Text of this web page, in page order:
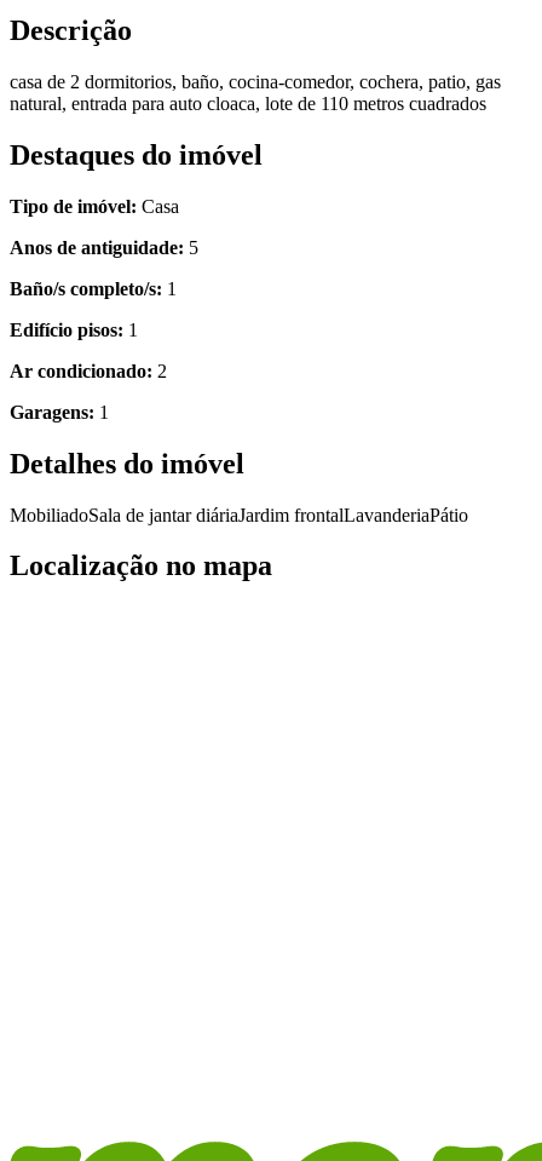
Descrição
casa de 2 dormitorios, baño, cocina-comedor, cochera, patio, gas
natural, entrada para auto cloaca, lote de 110 metros cuadrados
Destaques do imóvel
Tipo de imóvel: Casa
Anos de antiguidade: 5
Baño/s completo/s: 1
Edifício pisos: 1
Ar condicionado: 2
Garagens: 1
Detalhes do imóvel
MobiliadoSala de jantar diáriaJardim frontalLavanderiaPátio
Localização no mapa